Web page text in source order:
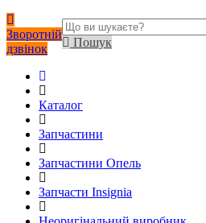
Зворотній
дзвінок
Пошук
Каталог
Запчастини
Запчастини Опель
Запчасти Insignia